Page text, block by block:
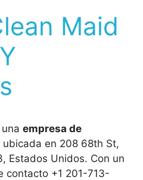
Maid
empresa de
ubicada en 208 68th St,
Estados Unidos. Con un
contacto +1 201-713-